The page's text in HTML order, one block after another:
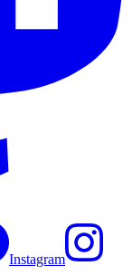
Instagram